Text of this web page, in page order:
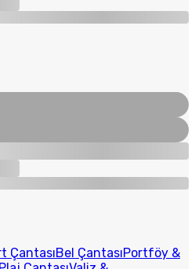
ÇantasıBel ÇantasıPortföy &